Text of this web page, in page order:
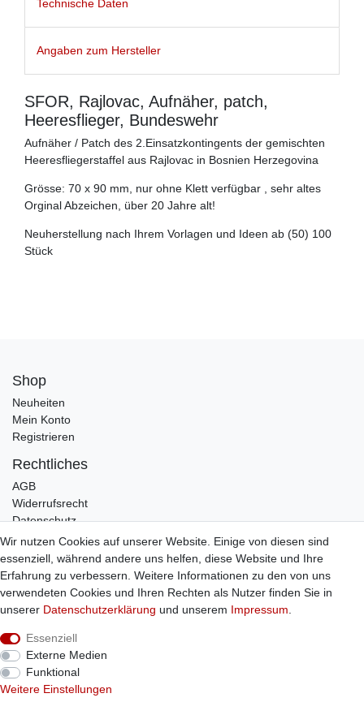
Technische Daten
Angaben zum Hersteller
SFOR, Rajlovac, Aufnäher, patch,
Heeresflieger, Bundeswehr
Aufnäher / Patch des 2.Einsatzkontingents der gemischten
Heeresfliegerstaffel aus Rajlovac in Bosnien Herzegovina
Grösse: 70 x 90 mm, nur ohne Klett verfügbar , sehr altes
Orginal Abzeichen, über 20 Jahre alt!
Neuherstellung nach Ihrem Vorlagen und Ideen ab (50) 100
Stück
Shop
Neuheiten
Mein Konto
Registrieren
Rechtliches
AGB
Widerrufsrecht
Datenschutz
Impressum
Infos
Zahlung / Versand
Individuelle Anfertigung
Bestellung widerrufen
Wir nutzen Cookies auf unserer Website. Einige von diesen sind
essenziell, während andere uns helfen, diese Website und Ihre
Erfahrung zu verbessern. Weitere Informationen zu den von uns
verwendeten Cookies und Ihren Rechten als Nutzer finden Sie in
unserer Daten­schutz­erklärung und unserem Impressum
Essenziell
Externe Medien
Funktional
Weitere Einstellungen